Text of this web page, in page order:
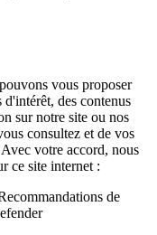
vous proposer
d'intérêt, des contenus
sur notre site ou nos
consultez et de vos
votre accord, nous
ce site internet :
de